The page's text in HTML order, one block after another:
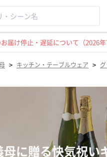
届け停止・遅延について（2026年
> キッチン・テーブルウェア >
母に贈る快気祝い